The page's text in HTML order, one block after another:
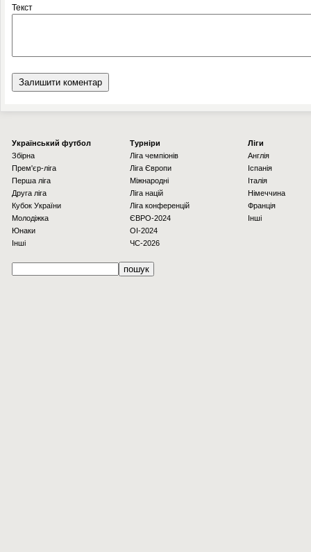
Текст
Українcький футбол
Збірна
Прем'єр-ліга
Перша ліга
Друга ліга
Кубок України
Молодіжка
Юнаки
Інші
Турніри
Ліга чемпіонів
Ліга Європи
Міжнародні
Ліга націй
Ліга конференцій
ЄВРО-2024
OI-2024
ЧС-2026
Ліги
Англія
Іспанія
Італія
Німеччина
Франція
Інші